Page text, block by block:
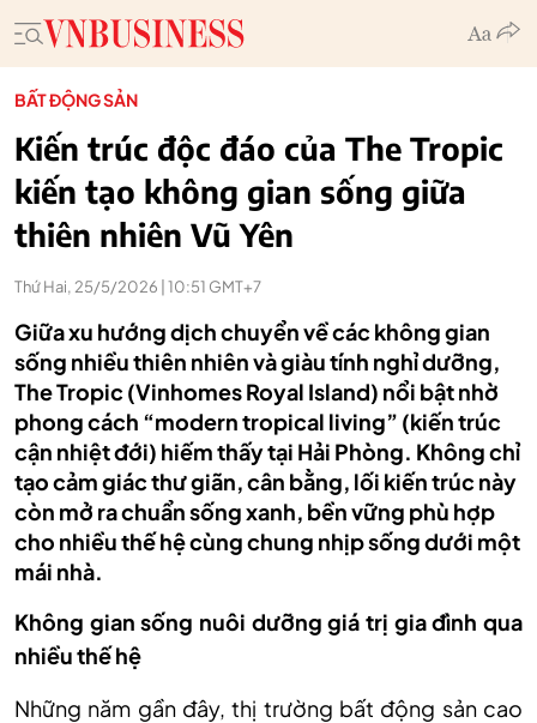
BẤT ĐỘNG SẢN
Kiến trúc độc đáo của The Tropic
kiến tạo không gian sống giữa
thiên nhiên Vũ Yên
Thứ Hai, 25/5/2026 | 10:51 GMT+7
Giữa xu hướng dịch chuyển về các không gian
sống nhiều thiên nhiên và giàu tính nghỉ dưỡng,
The Tropic (Vinhomes Royal Island) nổi bật nhờ
phong cách “modern tropical living” (kiến trúc
cận nhiệt đới) hiếm thấy tại Hải Phòng. Không chỉ
tạo cảm giác thư giãn, cân bằng, lối kiến trúc này
còn mở ra chuẩn sống xanh, bền vững phù hợp
cho nhiều thế hệ cùng chung nhịp sống dưới một
mái nhà.
Không gian sống nuôi dưỡng giá trị gia đình qua
nhiều thế hệ
Những năm gần đây, thị trường bất động sản cao